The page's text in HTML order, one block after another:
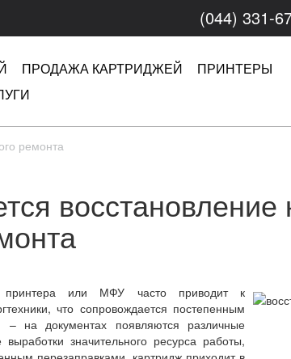
(044) 331-
ПРОДАЖА КАРТРИДЖЕЙ
ПРИНТЕРЫ
ремонта
восстановление
принтера или МФУ часто приводит к
что сопровождается постепенным
– на документах появляются различные
значительного ресурса работы,